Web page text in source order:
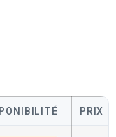
PRIX